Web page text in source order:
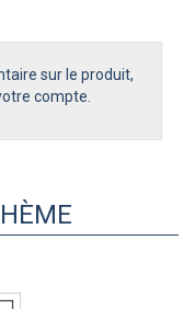
sur le produit,
compte.